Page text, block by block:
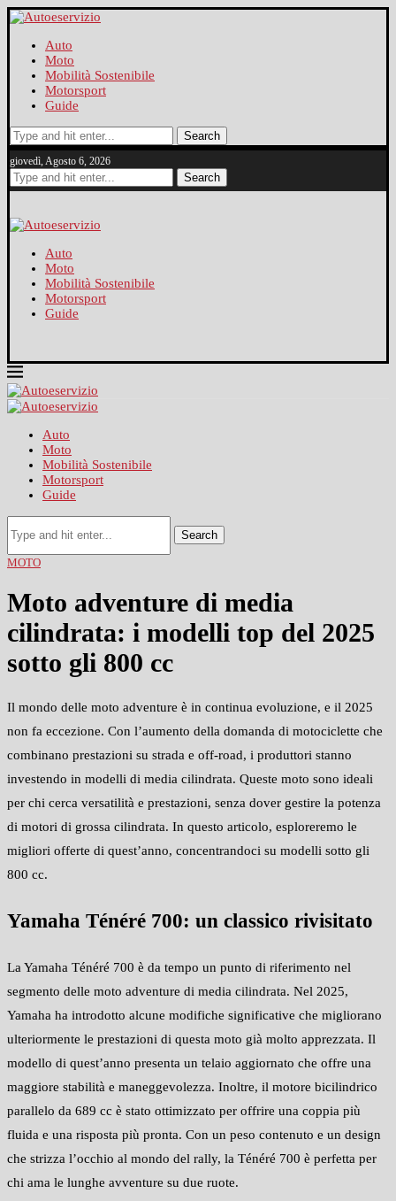
Auto
Moto
Mobilità Sostenibile
Motorsport
Guide
Search
giovedì, Agosto 6, 2026
Search
Auto
Moto
Mobilità Sostenibile
Motorsport
Guide
Auto
Moto
Mobilità Sostenibile
Motorsport
Guide
Search
MOTO
Moto adventure di media
cilindrata: i modelli top del 2025
sotto gli 800 cc
Il mondo delle moto adventure è in continua evoluzione, e il 2025
non fa eccezione. Con l’aumento della domanda di motociclette che
combinano prestazioni su strada e off-road, i produttori stanno
investendo in modelli di media cilindrata. Queste moto sono ideali
per chi cerca versatilità e prestazioni, senza dover gestire la potenza
di motori di grossa cilindrata. In questo articolo, esploreremo le
migliori offerte di quest’anno, concentrandoci su modelli sotto gli
800 cc.
Yamaha Ténéré 700: un classico rivisitato
La Yamaha Ténéré 700 è da tempo un punto di riferimento nel
segmento delle moto adventure di media cilindrata. Nel 2025,
Yamaha ha introdotto alcune modifiche significative che migliorano
ulteriormente le prestazioni di questa moto già molto apprezzata. Il
modello di quest’anno presenta un telaio aggiornato che offre una
maggiore stabilità e maneggevolezza. Inoltre, il motore bicilindrico
parallelo da 689 cc è stato ottimizzato per offrire una coppia più
fluida e una risposta più pronta. Con un peso contenuto e un design
che strizza l’occhio al mondo del rally, la Ténéré 700 è perfetta per
chi ama le lunghe avventure su due ruote.